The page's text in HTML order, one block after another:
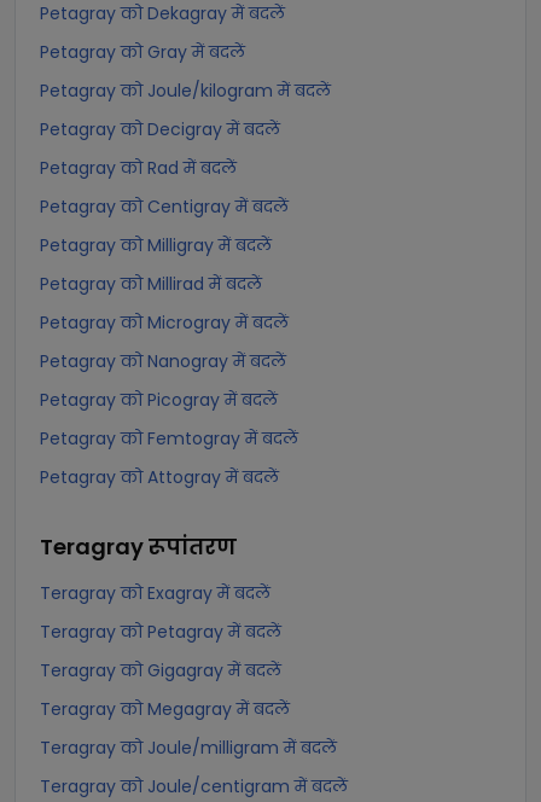
Petagray को Dekagray में बदलें
Petagray को Gray में बदलें
Petagray को Joule/kilogram में बदलें
Petagray को Decigray में बदलें
Petagray को Rad में बदलें
Petagray को Centigray में बदलें
Petagray को Milligray में बदलें
Petagray को Millirad में बदलें
Petagray को Microgray में बदलें
Petagray को Nanogray में बदलें
Petagray को Picogray में बदलें
Petagray को Femtogray में बदलें
Petagray को Attogray में बदलें
Teragrayरूपांतरण
Teragray को Exagray में बदलें
Teragray को Petagray में बदलें
Teragray को Gigagray में बदलें
Teragray को Megagray में बदलें
Teragray को Joule/milligram में बदलें
Teragray को Joule/centigram में बदलें